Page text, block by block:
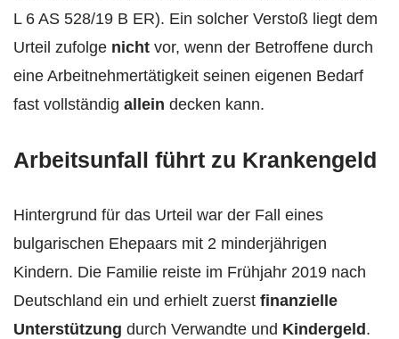
L 6 AS 528/19 B ER). Ein solcher Verstoß liegt dem
Urteil zufolge nicht vor, wenn der Betroffene durch
eine Arbeitnehmertätigkeit seinen eigenen Bedarf
fast vollständig allein decken kann.
Arbeitsunfall führt zu Krankengeld
Hintergrund für das Urteil war der Fall eines
bulgarischen Ehepaars mit 2 minderjährigen
Kindern. Die Familie reiste im Frühjahr 2019 nach
Deutschland ein und erhielt zuerst finanzielle
Unterstützung durch Verwandte und Kindergeld.